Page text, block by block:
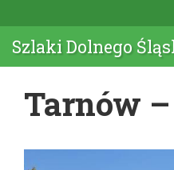
Szlaki Dolnego
Tarnów